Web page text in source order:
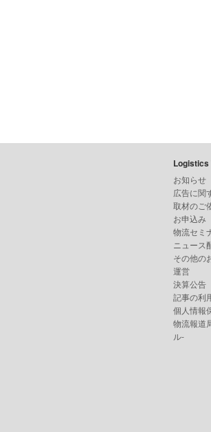
Logistics
お知らせ
広告に関
取材のご
お申込み
物流セミ
ニュース
その他の
運営
決算公告
記事の利
個人情報
物流報道
ル-